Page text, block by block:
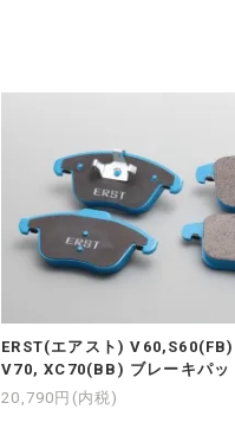
ERST(エアスト)
V70, XC70(BB) ブレーキパッ
20,790円(内税)